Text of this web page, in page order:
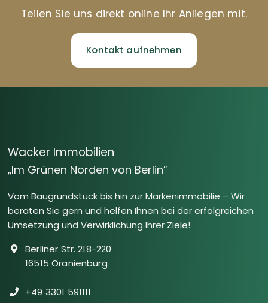
Teilen Sie uns direkt online Ihr Anliegen mit.
Kontakt aufnehmen
Wacker Immobilien
„Im Grünen Norden von Berlin”
Vom Baugrundstück bis hin zur Markenimmobilie – Wir
beraten Sie gern und helfen Ihnen bei der erfolgreichen
Umsetzung und Verwirklichung Ihrer Ziele!
Berliner Str. 218-220
16515 Oranienburg
+49 3301 591111